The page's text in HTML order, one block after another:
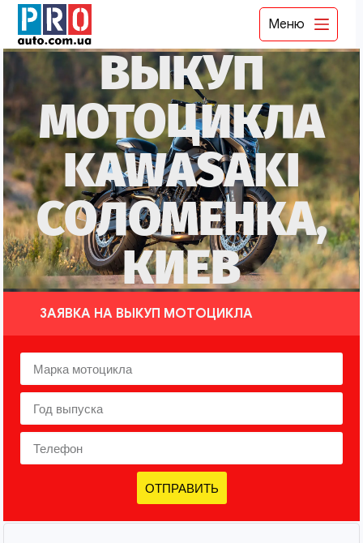
Меню
ВЫКУП
МОТОЦИКЛА
KAWASAKI
СОЛОМЕНКА,
КИЕВ
ЗАЯВКА НА ВЫКУП МОТОЦИКЛА
ОТПРАВИТЬ